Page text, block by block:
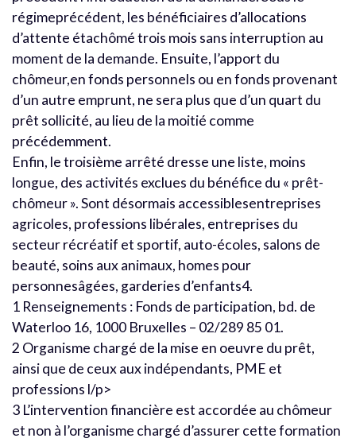
régimeprécédent, les bénéficiaires d’allocations
d’attente étachômé trois mois sans interruption au
moment de la demande. Ensuite, l’apport du
chômeur,en fonds personnels ou en fonds provenant
d’un autre emprunt, ne sera plus que d’un quart du
prêt sollicité, au lieu de la moitié comme
précédemment.
Enfin, le troisième arrêté dresse une liste, moins
longue, des activités exclues du bénéfice du « prêt-
chômeur ». Sont désormais accessiblesentreprises
agricoles, professions libérales, entreprises du
secteur récréatif et sportif, auto-écoles, salons de
beauté, soins aux animaux, homes pour
personnesâgées, garderies d’enfants4.
1 Renseignements : Fonds de participation, bd. de
Waterloo 16, 1000 Bruxelles – 02/289 85 01.
2 Organisme chargé de la mise en oeuvre du prêt,
ainsi que de ceux aux indépendants, PME et
professions l/p>
3 L’intervention financière est accordée au chômeur
et non à l’organisme chargé d’assurer cette formation